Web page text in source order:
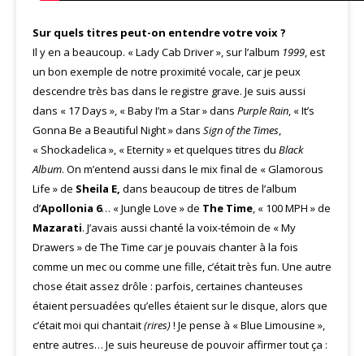
Sur quels titres peut-on entendre votre voix ?
Il y en a beaucoup. « Lady Cab Driver », sur l’album 1999, est
un bon exemple de notre proximité vocale, car je peux
descendre très bas dans le registre grave. Je suis aussi
dans « 17 Days », « Baby I’m a Star » dans Purple Rain, « It’s
Gonna Be a Beautiful Night » dans Sign of the Times,
« Shockadelica », « Eternity » et quelques titres du Black
Album. On m’entend aussi dans le mix final de « Glamorous
Life » de Sheila E, dans beaucoup de titres de l’album
d’Apollonia 6… « Jungle Love » de The Time, « 100 MPH » de
Mazarati. J’avais aussi chanté la voix-témoin de « My
Drawers » de The Time car je pouvais chanter à la fois
comme un mec ou comme une fille, c’était très fun. Une autre
chose était assez drôle : parfois, certaines chanteuses
étaient persuadées qu’elles étaient sur le disque, alors que
c’était moi qui chantait(rires)! Je pense à « Blue Limousine »,
entre autres… Je suis heureuse de pouvoir affirmer tout ça :